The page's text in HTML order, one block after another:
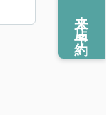
来店予約